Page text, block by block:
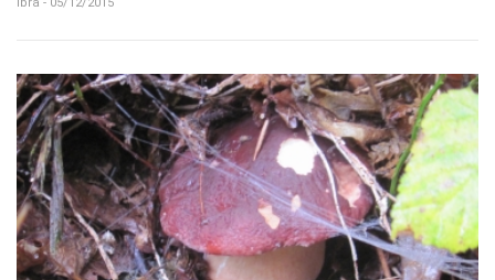
Ibra - 05/12/2015